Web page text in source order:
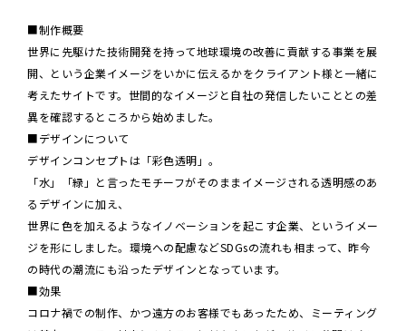
■制作概要
世界に先駆けた技術開発を持って地球環境の改善に貢献する事業を展
開、という企業イメージをいかに伝えるかをクライアント様と一緒に
考えたサイトです。世間的なイメージと自社の発信したいこととの差
異を確認するところから始めました。
■デザインについて
デザインコンセプトは「彩色透明」。
「水」「緑」と言ったモチーフがそのままイメージされる透明感のあ
るデザインに加え、
世界に色を加えるようなイノベーションを起こす企業、というイメー
ジを形にしました。環境への配慮などSDGsの流れも相まって、昨今
の時代の潮流にも沿ったデザインとなっています。
■効果
コロナ禍での制作、かつ遠方のお客様でもあったため、ミーティング